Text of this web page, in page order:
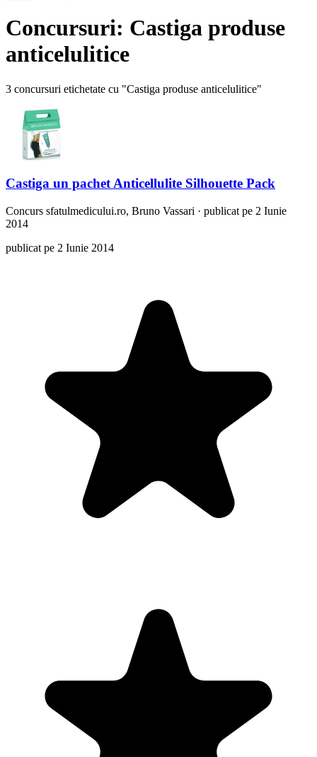
Concursuri: Castiga produse
anticelulitice
3 concursuri etichetate cu "Castiga produse anticelulitice"
Castiga un pachet Anticellulite Silhouette Pack
Concurs sfatulmedicului.ro, Bruno Vassari · publicat pe 2 Iunie
2014
publicat pe 2 Iunie 2014